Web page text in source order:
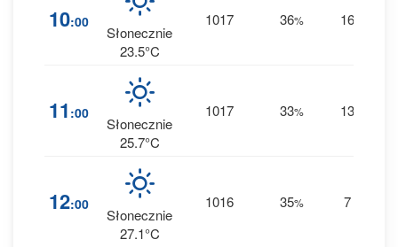
10:00
Słonecznie
23.5°C
1017 36% 16
11 :00
Słonecznie
25.7°C
1017 33% 13
12:00
Słonecznie
27.1°C
1016 35% 7